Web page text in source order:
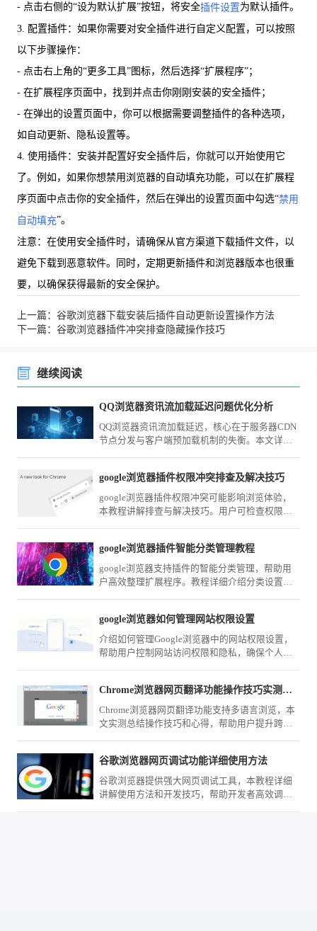
- 点击右侧的“设为默认扩展”按钮，将安全插件设置为默认插件。
3. 配置插件：如果你需要对安全插件进行自定义配置，可以按照
以下步骤操作：
- 点击右上角的“更多工具”图标，然后选择“扩展程序”；
- 在扩展程序页面中，找到并点击你刚刚安装的安全插件；
- 在弹出的设置页面中，你可以根据需要调整插件的各种选项，
如自动更新、隐私设置等。
4. 使用插件：安装并配置好安全插件后，你就可以开始使用它
了。例如，如果你想禁用浏览器的自动填充功能，可以在扩展程
序页面中点击你的安全插件，然后在弹出的设置页面中勾选“禁用
自动填充”。
注意：在使用安全插件时，请确保从官方渠道下载插件文件，以
避免下载到恶意软件。同时，定期更新插件和浏览器版本也很重
要，以确保获得最新的安全保护。
上一篇：谷歌浏览器下载安装后插件自动更新设置操作方法
下一篇：谷歌浏览器插件冲突排查隐藏操作技巧
继续阅读
QQ浏览器资讯流加载延迟问题优化分析
QQ浏览器资讯流加载延迟，核心在于服务器CDN
节点分发与客户端预加载机制的失衡。本文详细
讯阅读的即时交互体验。
google浏览器插件权限冲突排查及解决技巧
google浏览器插件权限冲突可能影响浏览体验，
本教程讲解排查与解决技巧。用户可检查权限设
google浏览器插件智能分类管理教程
google浏览器支持插件的智能分类管理，帮助用
户高效整理扩展程序。教程详细介绍分类设置方
google浏览器如何管理网站权限设置
介绍如何管理Google浏览器中的网站权限设置，
帮助用户控制网站访问权限和隐私，确保个人信
Chrome浏览器网页翻译功能操作技巧实测心得总结
Chrome浏览器网页翻译功能支持多语言浏览，本
文实测总结操作技巧和心得，帮助用户提升跨语
谷歌浏览器网页调试功能详细使用方法
谷歌浏览器提供强大网页调试工具，本教程详细
讲解使用方法和开发技巧，帮助开发者高效调试